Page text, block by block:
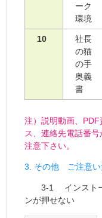
ーク
環境
10
社長
の猫
の手
奥義
書
注）説明動画、
ス、連絡先電話番
注意下さい。
3. その他 ご注意い
3-1 インストー
ンが押せない